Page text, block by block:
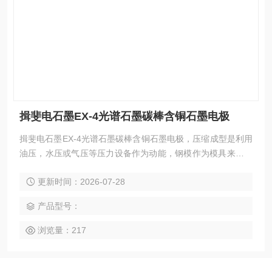
揖斐电石墨EX-4光谱石墨碳棒含铜石墨电极
揖斐电石墨EX-4光谱石墨碳棒含铜石墨电极，压缩成型是利用
油压，水压或气压等压力设备作为动能，钢模作为模具来成型
高、效率高、劳动强度低、成型水分少、坩埚收缩率和孔隙率
更新时间：2026-07-28
产品型号：
浏览量：217